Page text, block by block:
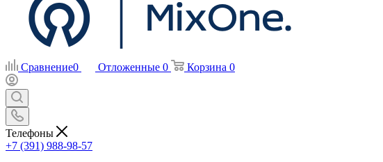
Сравнение0 Отложенные 0 Корзина 0
Телефоны
+7 (391) 988-98-57